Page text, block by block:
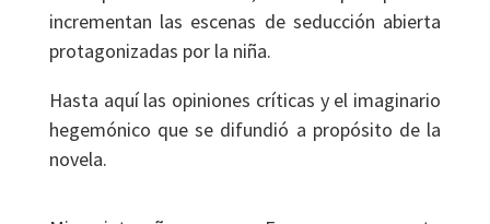
incrementan las escenas de seducción abierta
protagonizadas por la niña.
Hasta aquí las opiniones críticas y el imaginario
hegemónico que se difundió a propósito de la
novela.